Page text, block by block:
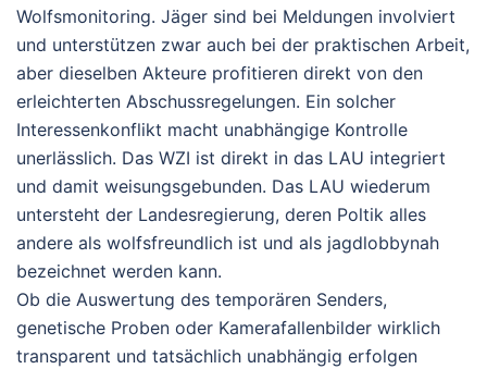
Wolfsmonitoring. Jäger sind bei Meldungen involviert
und unterstützen zwar auch bei der praktischen Arbeit,
aber dieselben Akteure profitieren direkt von den
erleichterten Abschussregelungen. Ein solcher
Interessenkonflikt macht unabhängige Kontrolle
unerlässlich. Das WZI ist direkt in das LAU integriert
und damit weisungsgebunden. Das LAU wiederum
untersteht der Landesregierung, deren Poltik alles
andere als wolfsfreundlich ist und als jagdlobbynah
bezeichnet werden kann.
Ob die Auswertung des temporären Senders,
genetische Proben oder Kamerafallenbilder wirklich
transparent und tatsächlich unabhängig erfolgen